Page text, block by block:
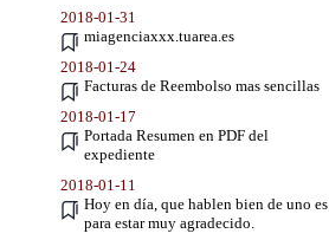
2018-01-31
miagenciaxxx.tuarea.es
2018-01-24
Facturas de Reembolso mas sencillas
2018-01-17
Portada Resumen en PDF del
expediente
2018-01-11
Hoy en día, que hablen bien de uno es
para estar muy agradecido.